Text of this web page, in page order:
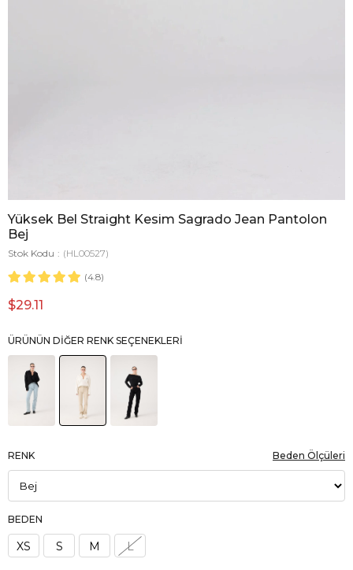
Yüksek Bel Straight Kesim Sagrado Jean Pantolon
Bej
Stok Kodu
(HL00527)
4.8
$29.11
ÜRÜNÜN DIĞER RENK SEÇENEKLERI
RENK
BEDEN
XS S M L
Beden Ölçüleri